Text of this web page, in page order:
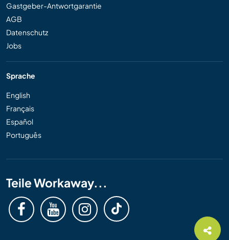
Gastgeber-Antwortgarantie
AGB
Datenschutz
Jobs
Sprache
English
Français
Español
Português
Teile Workaway...